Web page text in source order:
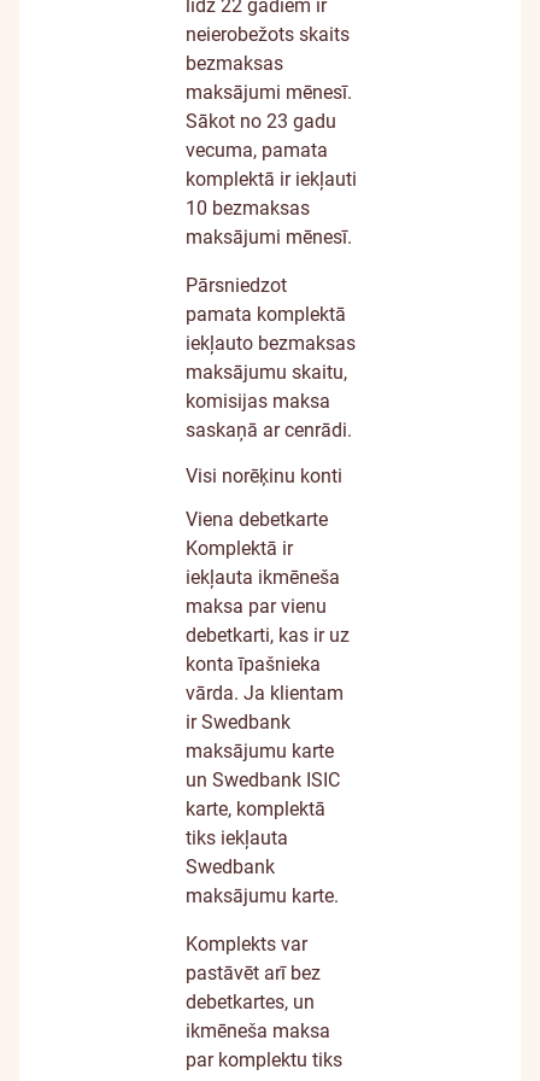
līdz 22 gadiem ir
neierobežots skaits
bezmaksas
maksājumi mēnesī.
Sākot no 23 gadu
vecuma, pamata
komplektā ir iekļauti
10 bezmaksas
maksājumi mēnesī.
Pārsniedzot
pamata komplektā
iekļauto bezmaksas
maksājumu skaitu,
komisijas maksa
saskaņā arcenrādi.
Visi norēķinu konti
Viena debetkarte
Komplektā ir
iekļauta ikmēneša
maksa par vienu
debetkarti, kas ir uz
konta īpašnieka
vārda. Ja klientam
ir Swedbank
maksājumu karte
un Swedbank ISIC
karte, komplektā
tiks iekļauta
Swedbank
maksājumu karte.
Komplekts var
pastāvēt arī bez
debetkartes, un
ikmēneša maksa
par komplektu tiks